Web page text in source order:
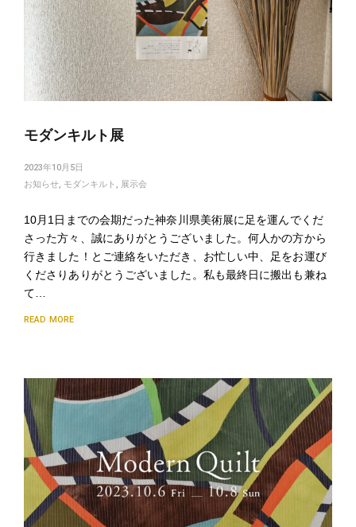
モダンキルト展
2023年10月5日
お知らせ, モダンキルト , 展示会
10月1日までの会期だった神奈川県美術展に足を運んでくだ
さった方々、誠にありがとうございました。何人かの方から
行きました！とご連絡をいただき、お忙しい中、足をお運び
くださりありがとうございました。私も最終日に搬出も兼ね
て…
READ MORE